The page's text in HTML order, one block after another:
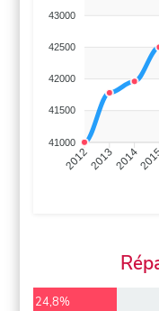
43000
42500
42000
41500
41000
201220132014
24,8%